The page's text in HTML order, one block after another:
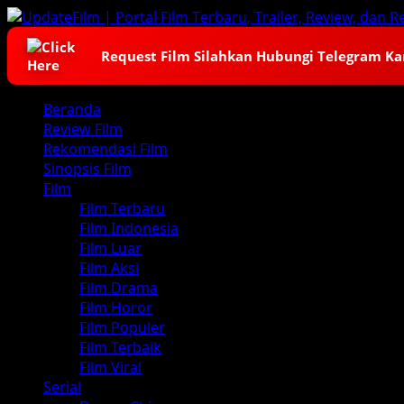
Skip
to
content
Request Film Silahkan Hubungi Telegram
Primary
Menu
Beranda
Review Film
Rekomendasi Film
Sinopsis Film
Film
Film Terbaru
Film Indonesia
Film Luar
Film Aksi
Film Drama
Film Horor
Film Populer
Film Terbaik
Film Viral
Serial